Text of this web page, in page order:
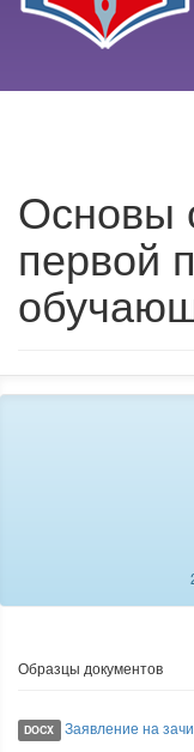
Основы
первой
Образцы документов
DOCX Заявление на